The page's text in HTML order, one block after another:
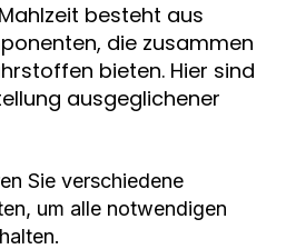
besteht aus
die zusammen
bieten. Hier sind
ausgeglichener
Sie verschiedene
um alle notwendigen